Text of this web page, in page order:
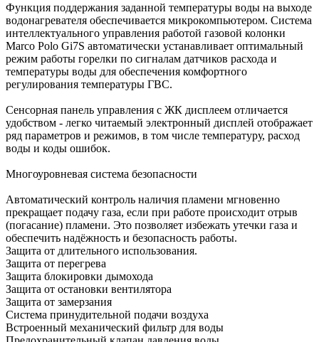
Функция поддержания заданной температуры воды на выходе
водонагревателя обеспечивается микрокомпьютером. Система
интеллектуального управления работой газовой колонки
Marco Polo Gi7S автоматически устанавливает оптимальный
режим работы горелки по сигналам датчиков расхода и
температуры воды для обеспечения комфортного
регулирования температуры ГВС.
Сенсорная панель управления с ЖК дисплеем отличается
удобством - легко читаемый электронный дисплей отображает
ряд параметров и режимов, в том числе температуру, расход
воды и коды ошибок.
Многоуровневая система безопасности
Автоматический контроль наличия пламени мгновенно
прекращает подачу газа, если при работе происходит отрыв
(погасание) пламени. Это позволяет избежать утечки газа и
обеспечить надёжность и безопасность работы.
Защита от длительного использования.
Защита от перегрева
Защита блокировки дымохода
Защита от остановки вентилятора
Защита от замерзания
Система принудительной подачи воздуха
Встроенный механический фильтр для воды